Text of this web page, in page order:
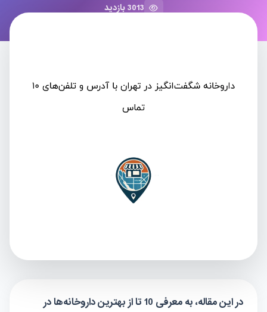
3013 بازدید
در این مقاله، به معرفی 10 تا از بهترین داروخانه‌ها در